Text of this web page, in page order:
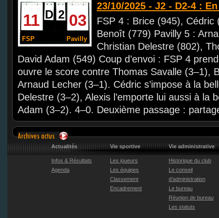
D 2
11 03
FSP Pavilly
23/10/2025 - J2 - D2-4 :
FSP 4 : Brice (945), Cédric
Benoît (779) Pavilly 5 :
Christian Delestre (802),
David Adam (549) Coup d’envoi : FSP 4
ouvre le score contre Thomas Savalle (3–1),
Arnaud Lecher (3–1). Cédric s’impose à la
Delestre (3–2), Alexis l’emporte lui aussi à la
Adam (3–2). 4–0. Deuxième passage :
Actualités
Infos & Résultats
Agenda
Vie sportive
Les joueurs
Les équipes
Classement
Encadrement
Vie administrative
Historique du club
Le conseil
d'administration
Le bureau
Réunion de bureau
Les statuts